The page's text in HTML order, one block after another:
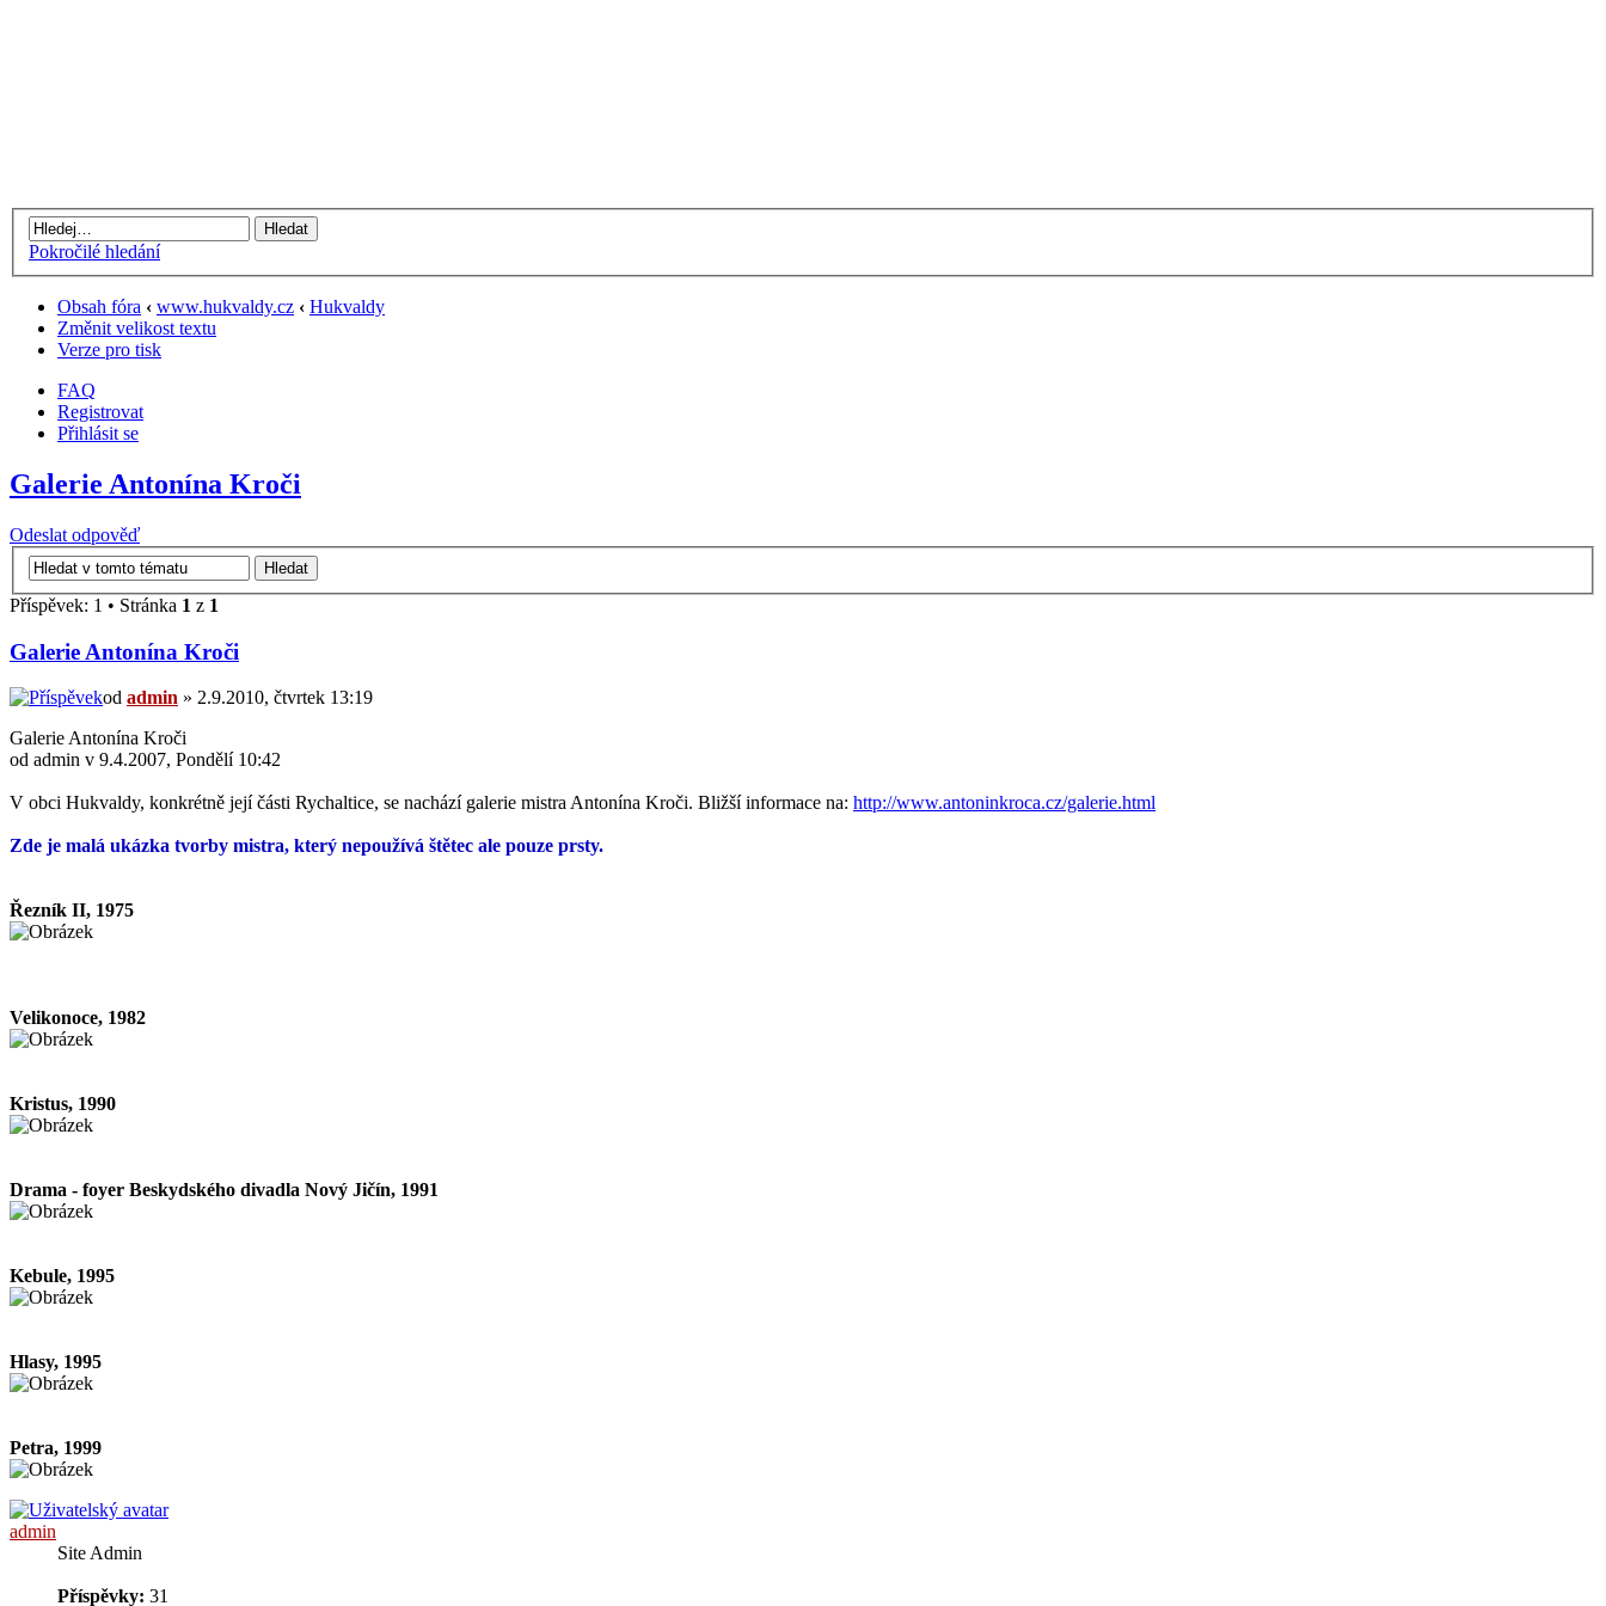
Pokročilé hledání
Obsah fóra ‹ www.hukvaldy.cz ‹ Hukvaldy
Změnit velikost textu
Verze pro tisk
FAQ
Registrovat
Přihlásit se
Galerie Antonína Kroči
Odeslat odpověď
Příspěvek: 1 • Stránka 1 z 1
Galerie Antonína Kroči
od admin » 2.9.2010, čtvrtek 13:19
Galerie Antonína Kroči
od admin v 9.4.2007, Pondělí 10:42
V obci Hukvaldy, konkrétně její části Rychaltice, se nachází galerie mistra Antonína Kroči. Bližší informace na: http://www.antoninkroca.cz/galerie.html
Zde je malá ukázka tvorby mistra, který nepoužívá štětec ale pouze prsty.
Řezník II, 1975
Velikonoce, 1982
Kristus, 1990
Drama - foyer Beskydského divadla Nový Jičín, 1991
Kebule, 1995
Hlasy, 1995
Petra, 1999
admin
Site Admin
Příspěvky: 31